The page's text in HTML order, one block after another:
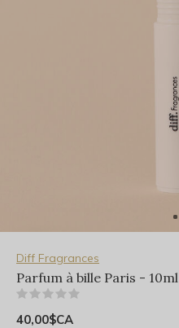
Diff Fragrances
Parfum à bille Paris - 10ml
40,00$CA